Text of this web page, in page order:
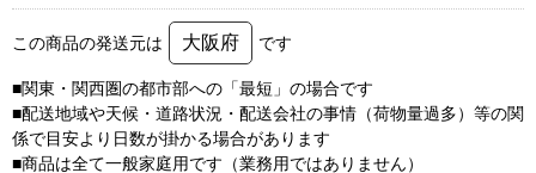
この商品の発送元は 大阪府 です
■関東・関西圏の都市部への「最短」の場合です
■配送地域や天候・道路状況・配送会社の事情（荷物量過多）等の関
係で目安より日数が掛かる場合があります
■商品は全て一般家庭用です（業務用ではありません）